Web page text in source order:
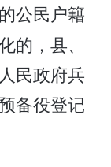
公民户籍
的，县、
民政府兵
备役登记